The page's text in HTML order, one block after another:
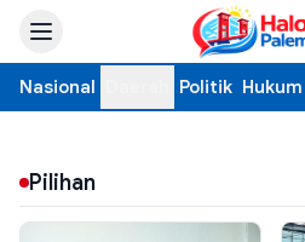
Nasional Politik Hukum
Pilihan